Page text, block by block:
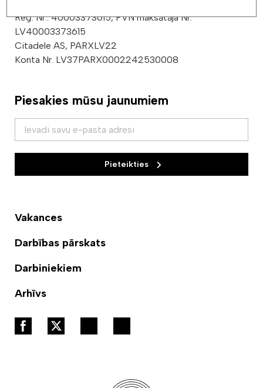
Reģ. Nr.: 40003373615, PVN maksātāja Nr.
LV40003373615
Citadele AS, PARXLV22
Konta Nr. LV37PARX0002242530008
Piesakies mūsu jaunumiem
Pieteikties
Vakances
Darbības pārskats
Darbiniekiem
Arhīvs